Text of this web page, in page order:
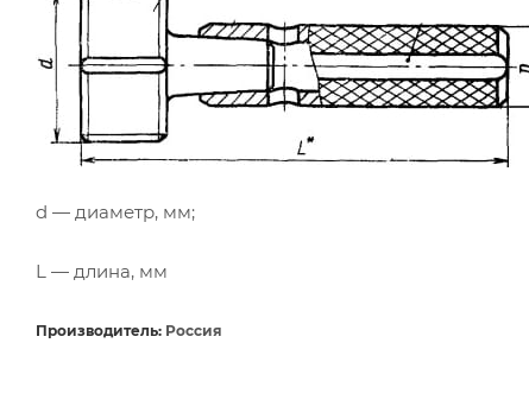
d — диаметр, мм;
L — длина, мм
Производитель: Россия